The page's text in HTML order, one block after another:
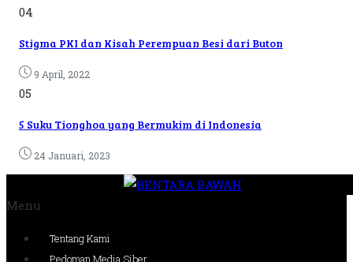
04
Stigma PKI dan Kisah Perempuan Besi dari Buton
9 April, 2022
05
5 Suku Tionghoa yang Bermukim di Indonesia
24 Januari, 2023
Menu
Tentang Kami
Pedoman Media Siber